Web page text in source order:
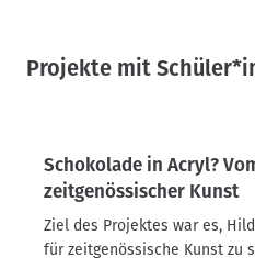
o
Projekte mit
Schokolade in Acryl?
zeitgenössischer Kunst
Ziel des Projektes war es,
für zeitgenössische Kunst zu